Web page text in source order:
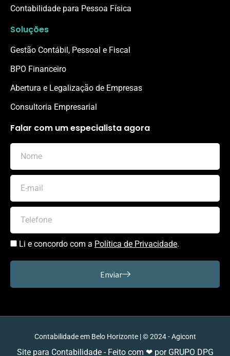
Contabilidade para Pessoa Física
Soluções
Gestão Contábil, Pessoal e Fiscal
BPO Financeiro
Abertura e Legalização de Empresas
Consultoria Empresarial
Falar com um especialista agora
Li e concordo com a Política de Privacidade.
Enviar
Contabilidade em Belo Horizonte | © 2024 - Agicont
Site para Contabilidade - Feito com ❤ por GRUPO DPG